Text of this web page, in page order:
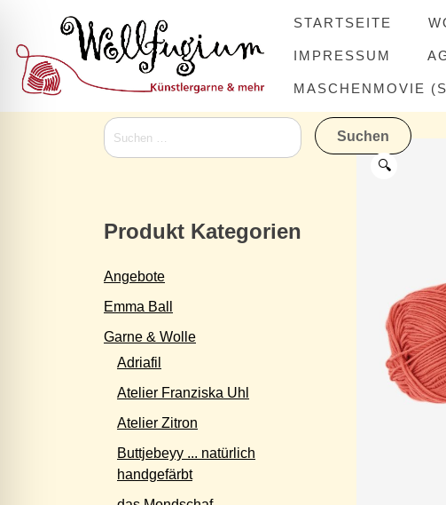
content
STARTSEITE
IMPRESSUM
MASCHENMOVIE
🔍
Suchen
nach:
Produkt Kategorien
Angebote
Emma Ball
Garne & Wolle
Adriafil
Atelier Franziska Uhl
Atelier Zitron
Buttjebeyy ... natürlich
handgefärbt